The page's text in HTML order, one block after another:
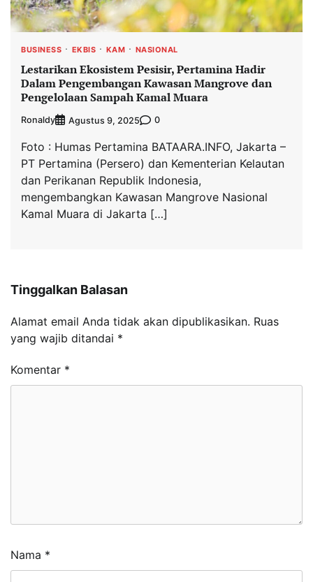
BUSINESS EKBIS KAM NASIONAL
Lestarikan Ekosistem Pesisir, Pertamina Hadir
Dalam Pengembangan Kawasan Mangrove dan
Pengelolaan Sampah Kamal Muara
Ronaldy Agustus 9, 2025 0
Foto : Humas Pertamina BATAARA.INFO, Jakarta –
PT Pertamina (Persero) dan Kementerian Kelautan
dan Perikanan Republik Indonesia,
mengembangkan Kawasan Mangrove Nasional
Kamal Muara di Jakarta […]
Tinggalkan Balasan
Alamat email Anda tidak akan dipublikasikan. Ruas
yang wajib ditandai *
Komentar *
Nama *